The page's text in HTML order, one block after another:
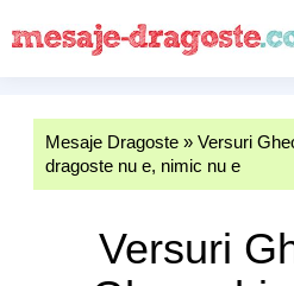
Mesaje Dragoste» Versuri
dragoste nu e, nimic nu e
Versuri